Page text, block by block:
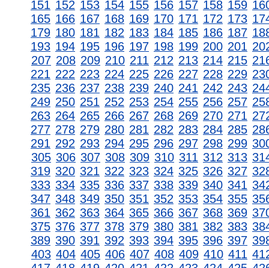
151 152 153 154 155 156 157 158 159
165 166 167 168 169 170 171 172 173
179 180 181 182 183 184 185 186 187
193 194 195 196 197 198 199 200 201
207 208 209 210 211 212 213 214 215
221 222 223 224 225 226 227 228 229
235 236 237 238 239 240 241 242 243
249 250 251 252 253 254 255 256 257
263 264 265 266 267 268 269 270 271
277 278 279 280 281 282 283 284 285
291 292 293 294 295 296 297 298 299
305 306 307 308 309 310 311 312 313
319 320 321 322 323 324 325 326 327
333 334 335 336 337 338 339 340 341
347 348 349 350 351 352 353 354 355
361 362 363 364 365 366 367 368 369
375 376 377 378 379 380 381 382 383
389 390 391 392 393 394 395 396 397
403 404 405 406 407 408 409 410 411